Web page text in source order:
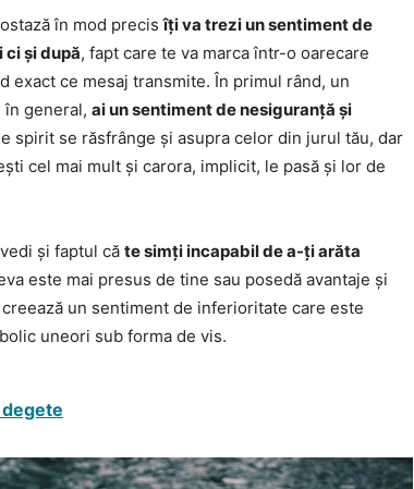
în mod precisîți va trezi un sentiment de
ci și după, fapt care te va marca într-o oarecare
exact ce mesaj transmite. În primul rând, un
în general, ai un sentiment de nesiguranță și
spirit se răsfrânge și asupra celor din jurul tău, dar
cel mai mult și carora, implicit, le pasă și lor de
și faptul că te simți incapabil de a-ți arăta
este mai presus de tine sau posedă avantaje și
un sentiment de inferioritate care este
uneori sub forma de vis.